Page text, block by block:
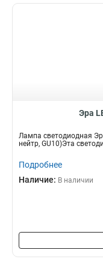
Эра
Лампа светодиодная
нейтр, GU10)Эта
Подробнее
Наличие: В наличии